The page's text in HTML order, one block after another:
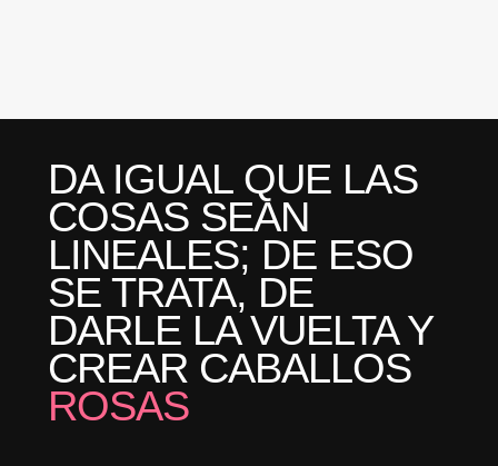
DA IGUAL QUE LAS
COSAS SEAN
LINEALES; DE ESO
SE TRATA, DE
DARLE LA VUELTA Y
CREAR CABALLOS
ROSAS